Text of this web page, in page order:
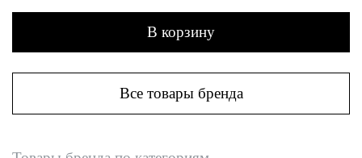
В корзину
Все товары бренда